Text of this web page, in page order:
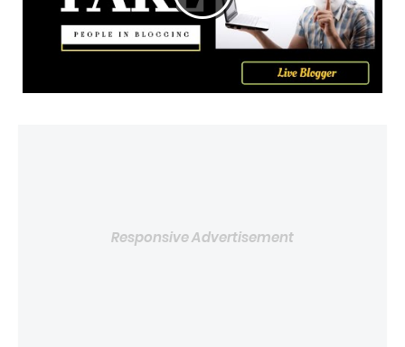
Responsive Advertisement